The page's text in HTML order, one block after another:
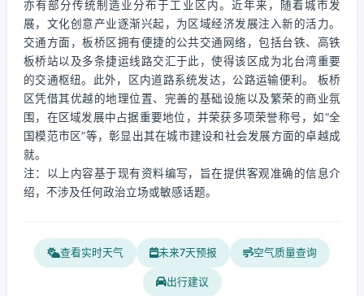
亦有部分传统制造业分布于工业区内。近年来，随着城市发
展，文化创意产业逐渐兴起，为区域经济发展注入新的活力。
交通方面，板桥区拥有便捷的公共交通网络，包括台铁、高铁
板桥站以及多条捷运线路交汇于此，使得该区成为北台湾重要
的交通枢纽。此外，区内道路系统发达，公路运输便利。 板桥
区凭借其优越的地理位置、完善的基础设施以及繁荣的商业氛
围，在区域发展中占据重要地位，并荣获多项荣誉称号，如“全
国模范市区”等，彰显出其在城市建设和社会发展方面的卓越成
就。
注：以上内容基于现有资料编写，旨在提供客观准确的信息介
绍，不涉及任何政治立场或敏感话题。
查看实时天气 未来7天预报 空气质量查询
出行建议